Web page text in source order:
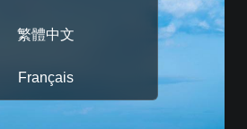
繁體中文
Français